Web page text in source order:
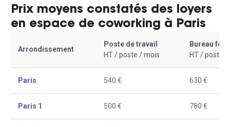
Prix moyens constatés des loyers
en espace de coworking à Paris
Arrondissement
Poste de travail
HT / poste / mois
Bureau
HT / poste /
Paris 540 € 630 €
Paris 1 500 € 780 €